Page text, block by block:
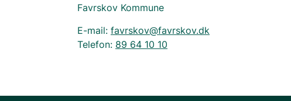
Favrskov Kommune
E-mail: favrskov@favrskov.dk
Telefon: 89 64 10 10